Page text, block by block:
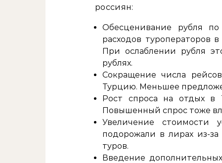
россиян:
Обесценивание рубля
расходов туроператоров
При ослаблении рубля
рублях.
Сокращение числа
Турцию. Меньшее
Рост спроса на отдых в
Повышенный спрос тоже
Увеличение стоимости
подорожали в лирах из-
туров.
Введение